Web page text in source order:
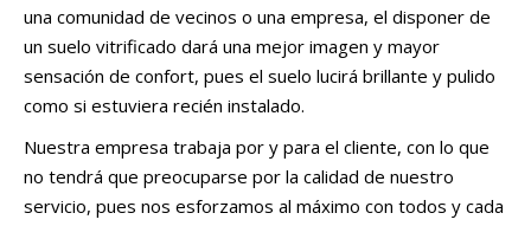
una comunidad de vecinos o una empresa, el disponer de
un suelo vitrificado dará una mejor imagen y mayor
sensación de confort, pues el suelo lucirá brillante y pulido
como si estuviera recién instalado.
Nuestra empresa trabaja por y para el cliente, con lo que
no tendrá que preocuparse por la calidad de nuestro
servicio, pues nos esforzamos al máximo con todos y cada